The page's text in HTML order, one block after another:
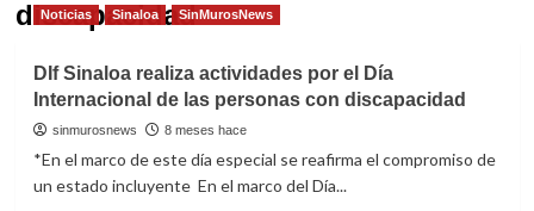
discapacidad
Noticias Sinaloa SinMurosNews
DIf Sinaloa realiza actividades por el Día
Internacional de las personas con discapacidad
sinmurosnews 8 meses hace
*En el marco de este día especial se reafirma el compromiso de
un estado incluyente En el marco del Día...